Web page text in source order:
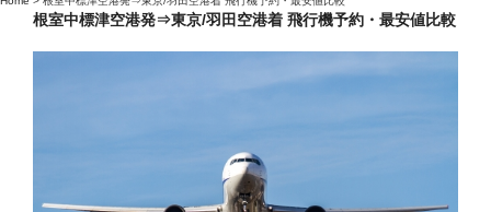
根室中標津空港発⇒東京/羽田空港着 飛行機予約・最安値比較